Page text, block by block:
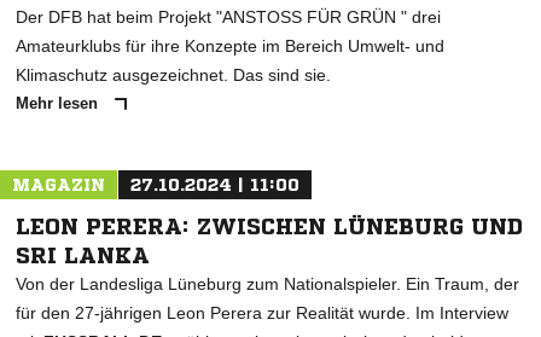
Der DFB hat beim Projekt "ANSTOSS FÜR GRÜN " drei
Amateurklubs für ihre Konzepte im Bereich Umwelt- und
Klimaschutz ausgezeichnet. Das sind sie.
Mehr lesen
MAGAZIN 27.10.2024 | 11:00
LEON PERERA: ZWISCHEN LÜNEBURG UND
SRI LANKA
Von der Landesliga Lüneburg zum Nationalspieler. Ein Traum, der
für den 27-jährigen Leon Perera zur Realität wurde. Im Interview